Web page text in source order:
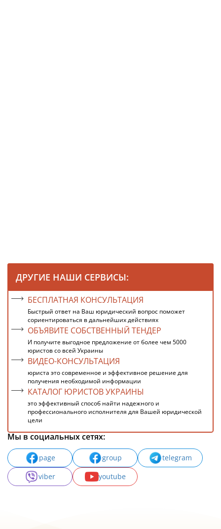
ДРУГИЕ НАШИ СЕРВИСЫ:
БЕСПЛАТНАЯ КОНСУЛЬТАЦИЯ
Быстрый ответ на Ваш юридический вопрос поможет
сориентироваться в дальнейших действиях
ОБЪЯВИТЕ СОБСТВЕННЫЙ ТЕНДЕР
И получите выгодное предложение от более чем 5000
юристов со всей Украины
ВИДЕО-КОНСУЛЬТАЦИЯ
юриста это современное и эффективное решение для
получения необходимой информации
КАТАЛОГ ЮРИСТОВ УКРАИНЫ
это эффективный способ найти надежного и
профессионального исполнителя для Вашей юридической
цели
Мы в социальных сетях:
page group
telegram
viber
youtube